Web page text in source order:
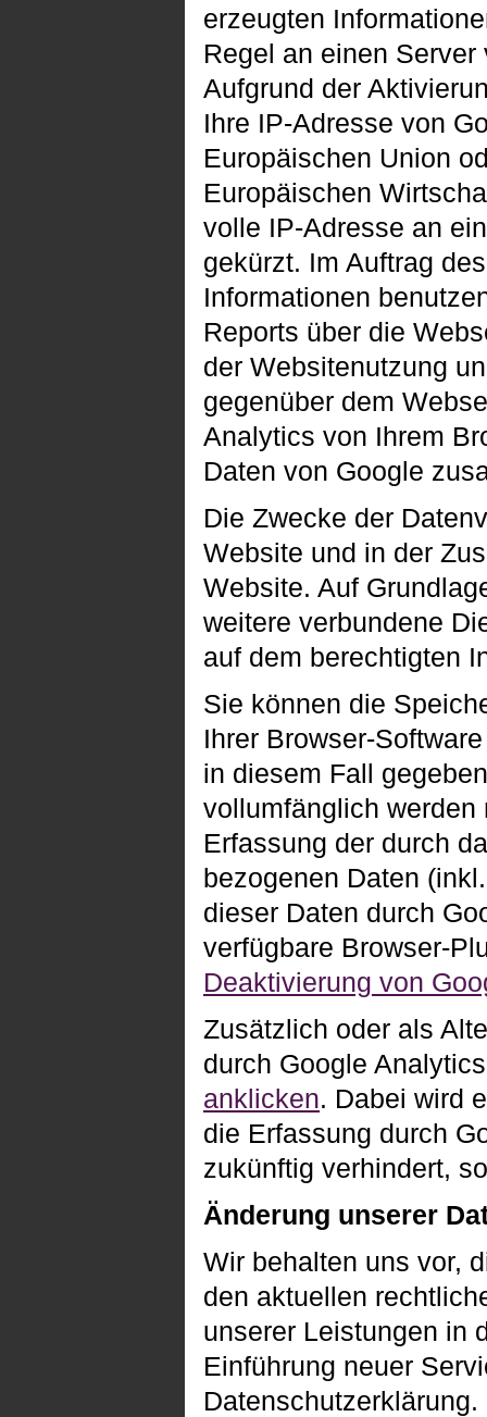
erzeugten
Regel an einen
Aufgrund der
Ihre IP-Adresse von
Europäischen Union
Europäischen
volle IP-Adresse an
gekürzt. Im Auftrag
Informationen
Reports über die
der Websitenutzung
gegenüber dem
Analytics von Ihrem
Daten von Google
Die Zwecke der
Website und in der
Website. Auf
weitere verbundene
auf dem berechtigten
Sie können die
Ihrer Browser-
in diesem Fall
vollumfänglich
Erfassung der durch
bezogenen Daten
dieser Daten durch
verfügbare Browser-
Deaktivierung von
Zusätzlich oder als
durch Google
anklicken. Dabei wird
die Erfassung durch
zukünftig verhindert,
Änderung unserer
Wir behalten uns vor,
den aktuellen
unserer Leistungen in
Einführung neuer
Datenschutzerklärung.